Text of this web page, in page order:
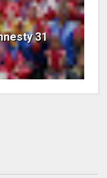
31